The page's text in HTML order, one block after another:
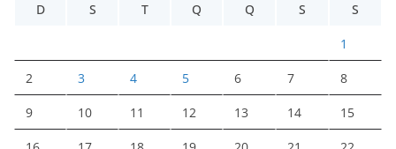
D
S T Q Q S S
1
2 3 4 5 6 7 8
9 10 11 12 13 14 15